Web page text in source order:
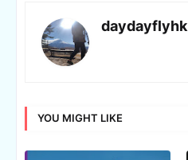
daydayflyhk
YOU MIGHT LIKE